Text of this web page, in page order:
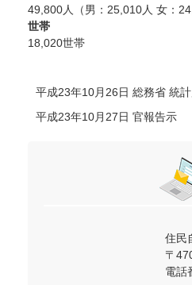
49,800人（男：25,010人 女：
世帯
18,020世帯
平成23年10月26日 総務省 統
平成23年10月27日 官報告示
住民
〒
電話